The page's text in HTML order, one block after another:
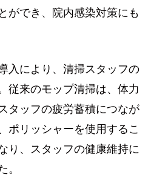
ができ、院内感染対策にも
入により、清掃スタッフの
従来のモップ清掃は、体力
タッフの疲労蓄積につなが
ポリッシャーを使用するこ
り、スタッフの健康維持に
。